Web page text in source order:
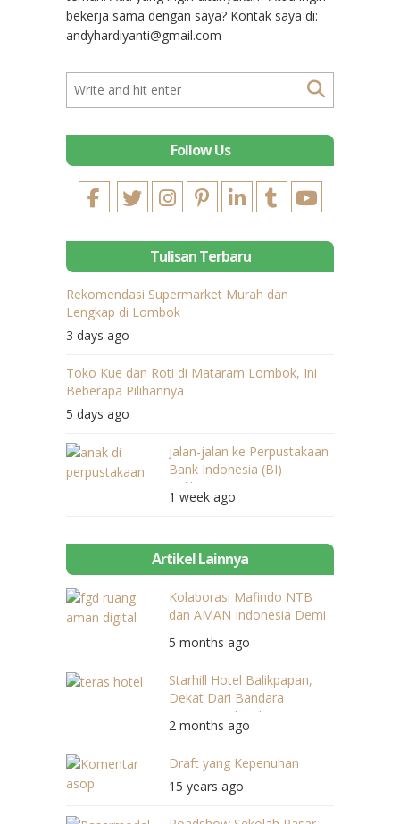
bekerja sama dengan saya? Kontak saya di:
andyhardiyanti@gmail.com
Follow Us
Tulisan Terbaru
Rekomendasi Supermarket Murah dan
Lengkap di Lombok
3 days ago
Toko Kue dan Roti di Mataram Lombok, Ini
Beberapa Pilihannya
5 days ago
Jalan-jalan ke Perpustakaan
Bank Indonesia (BI)
Balikpapan
1 week ago
Artikel Lainnya
Kolaborasi Mafindo NTB
dan AMAN Indonesia Demi
Ruang Digital Aman Bagi
Pemuda
5 months ago
Starhill Hotel Balikpapan,
Dekat Dari Bandara
Maupun Pelabuhan
2 months ago
Draft yang Kepenuhan
15 years ago